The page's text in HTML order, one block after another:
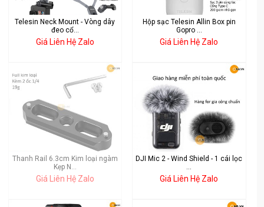
Telesin Neck Mount - Vòng dây
đeo cổ...
Giá Liên Hệ Zalo
Hộp sạc Telesin Allin Box pin
Gopro ...
Giá Liên Hệ Zalo
Thanh Rail 6.3cm Kim loại ngàm
Kẹp N...
Giá Liên Hệ Zalo
DJI Mic 2 - Wind Shield - 1 cái lọc
Giá Liên Hệ Zalo